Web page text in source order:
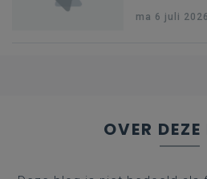
federale
ma 6 juli 2026
OVER